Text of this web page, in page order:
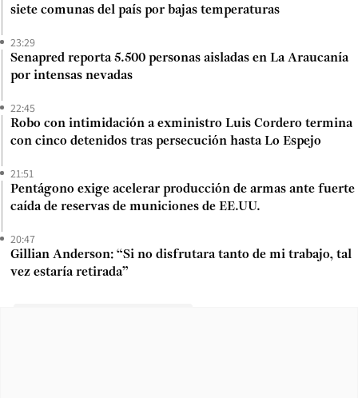
siete comunas del país por bajas temperaturas
23:29
Senapred reporta 5.500 personas aisladas en La Araucanía
por intensas nevadas
22:45
Robo con intimidación a exministro Luis Cordero termina
con cinco detenidos tras persecución hasta Lo Espejo
21:51
Pentágono exige acelerar producción de armas ante fuerte
caída de reservas de municiones de EE.UU.
20:47
Gillian Anderson: “Si no disfrutara tanto de mi trabajo, tal
vez estaría retirada”